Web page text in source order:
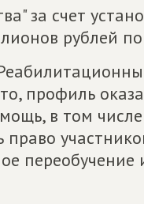
за счет
рублей по
профиль
в том
право
переобучение